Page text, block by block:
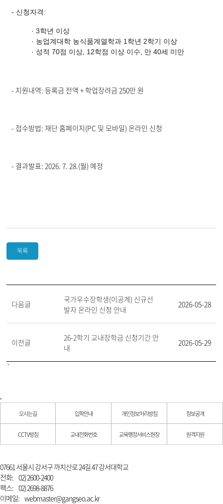
- 신청자격:
· 3학년 이상
· 농업계대학 농식품계열학과 1학년 2학기 이상
· 성적 70점 이상, 12학점 이상 이수, 만 40세 미만
- 지원내역: 등록금 전액 + 학업장려금 250만 원
- 접수방법: 재단 홈페이지(PC 및 모바일) 온라인 신청
- 결과발표: 2026. 7. 28.(월) 예정
목록
다음글
국가우수장학생(이공계) 신규선
발자 온라인 신청 안내
2026-05-28
이전글
26-2학기 교내장학금 신청기간 안
내
2026-05-29
`
오시는길 입학안내 개인정보처리방침 정보공개
CCTV방침 교내전화번호 교육행정서비스헌장 원격지원
07661 서울시 강서구 까치산로 24길 47 강서대학교
전화: 02) 2600-2400
팩스: 02) 2698-8876
이메일: webmaster@gangseo.ac.kr